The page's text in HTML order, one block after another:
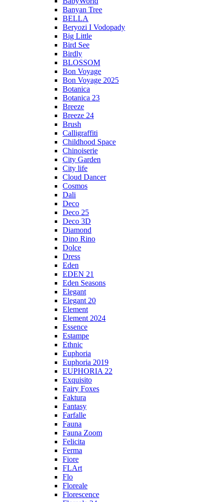
Banyan Tree
BELLA
Beryozi I Vodopady
Big Little
Bird See
Birdly
BLOSSOM
Bon Voyage
Bon Voyage 2025
Botanica
Botanica 23
Breeze
Breeze 24
Brush
Calligraffiti
Childhood Space
Chinoiserie
City Garden
City life
Cloud Dancer
Cosmos
Dali
Deco
Deco 25
Deco 3D
Diamond
Dino Rino
Dolce
Dress
Eden
EDEN 21
Eden Seasons
Elegant
Elegant 20
Element
Element 2024
Essence
Estampe
Ethnic
Euphoria
Euphoria 2019
EUPHORIA 22
Exquisito
Fairy Foxes
Faktura
Fantasy
Farfalle
Fauna
Fauna Zoom
Felicita
Ferma
Fiore
FLArt
Flo
Floreale
Florescence